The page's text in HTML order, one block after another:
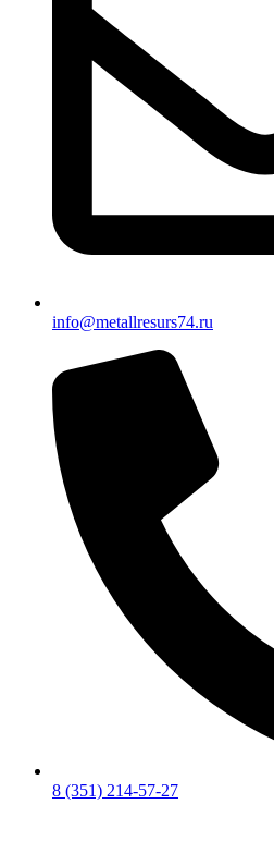
info@metallresurs74.ru
8 (351) 214-57-27